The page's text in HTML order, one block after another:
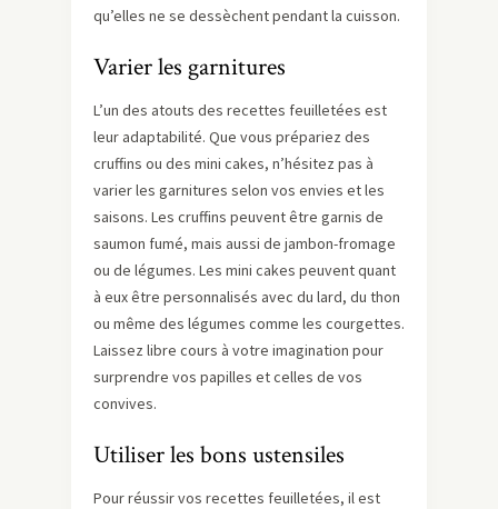
qu’elles ne se dessèchent pendant la cuisson.
Varier les garnitures
L’un des atouts des recettes feuilletées est
leur adaptabilité. Que vous prépariez des
cruffins ou des mini cakes, n’hésitez pas à
varier les garnitures selon vos envies et les
saisons. Les cruffins peuvent être garnis de
saumon fumé, mais aussi de jambon-fromage
ou de légumes. Les mini cakes peuvent quant
à eux être personnalisés avec du lard, du thon
ou même des légumes comme les courgettes.
Laissez libre cours à votre imagination pour
surprendre vos papilles et celles de vos
convives.
Utiliser les bons ustensiles
Pour réussir vos recettes feuilletées, il est